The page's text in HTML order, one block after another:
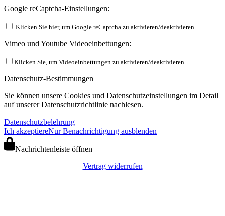
Google reCaptcha-Einstellungen:
Klicken Sie hier, um Google reCaptcha zu aktivieren/deaktivieren.
Vimeo und Youtube Videoeinbettungen:
Klicken Sie, um Videoeinbettungen zu aktivieren/deaktivieren.
Datenschutz-Bestimmungen
Sie können unsere Cookies und Datenschutzeinstellungen im Detail
auf unserer Datenschutzrichtlinie nachlesen.
Datenschutzbelehrung
Ich akzeptiereNur Benachrichtigung ausblenden
Nachrichtenleiste öffnen
Vertrag widerrufen